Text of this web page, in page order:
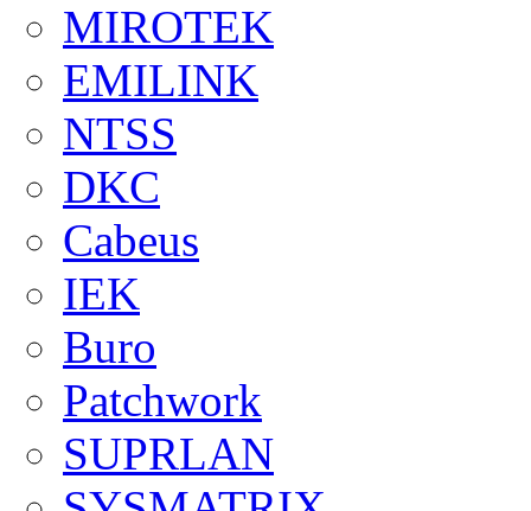
MIROTEK
EMILINK
NTSS
DKC
Cabeus
IEK
Buro
Patchwork
SUPRLAN